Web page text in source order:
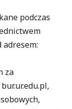
podczas
za